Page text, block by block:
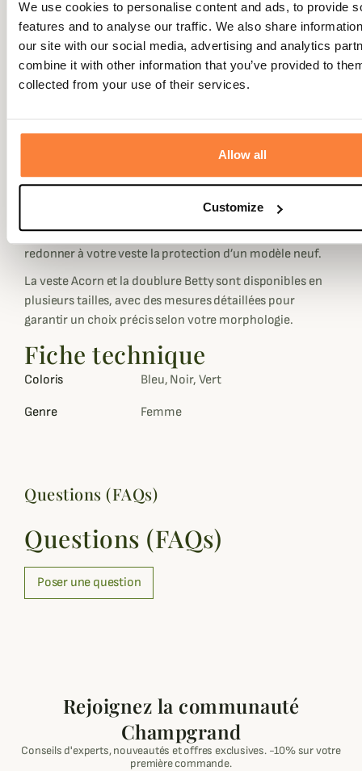
We use cookies to personalise content and ads, to provide
features and to analyse our traffic. We also share
our site with our social media, advertising and analytics
combine it with other information that you’ve provided to
collected from your use of their services.
Allow all
Customize
confort idéal pour vos sorties extérieures.
La doublure matelassée Betty, doublée polaire, apporte
un véritable gain thermique pour affronter les
températures plus froides. Polyvalente, elle peut se
porter seule en mi-saison ou être zippée directement à
effet. Deux poches accessibles complètent ce gilet pensé
pour un usage quotidien confortable.
Pour entretenir efficacement votre veste, le pack inclut
l’imperméabilité du coton huilé. Après un passage au
bain-marie, il suffit de l’appliquer au pinceau pour
redonner à votre veste la protection d’un modèle neuf.
La veste Acorn et la doublure Betty sont disponibles en
plusieurs tailles, avec des mesures détaillées pour
garantir un choix précis selon votre morphologie.
Fiche technique
Coloris Bleu, Noir, Vert
Genre Femme
Questions (FAQs)
Questions (FAQs)
Poser une question
Rejoignez la communauté
Champgrand
Conseils d'experts, nouveautés et offres exclusives. -10% sur votre
première commande.